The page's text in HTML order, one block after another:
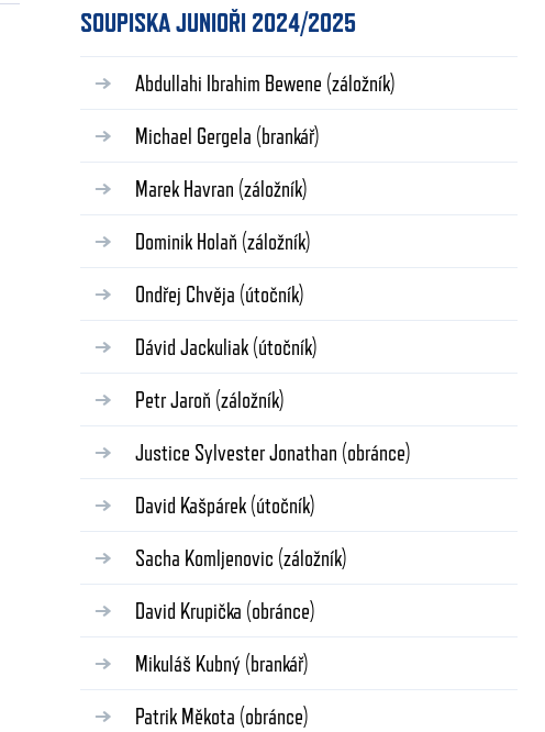
SOUPISKA JUNIOŘI 2024/2025
Abdullahi Ibrahim Bewene (záložník)
Michael Gergela (brankář)
Marek Havran (záložník)
Dominik Holaň (záložník)
Ondřej Chvěja (útočník)
Dávid Jackuliak (útočník)
Petr Jaroň (záložník)
Justice Sylvester Jonathan (obránce)
David Kašpárek (útočník)
Sacha Komljenovic (záložník)
David Krupička (obránce)
Mikuláš Kubný (brankář)
Patrik Měkota (obránce)